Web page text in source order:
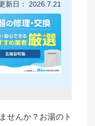
新日： 2026.7.21
せんか？お湯のト